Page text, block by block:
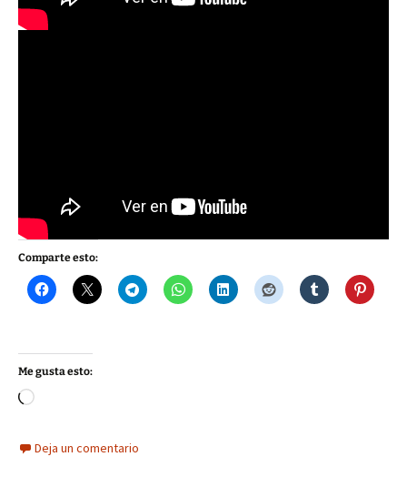
Comparte esto:
Me gusta esto:
Cargando...
Deja un comentario